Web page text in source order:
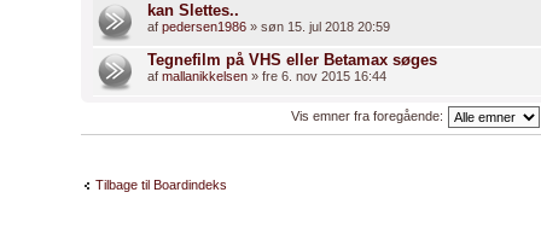
kan Slettes..
af pedersen1986 » søn 15. jul 2018 20:59
Tegnefilm på VHS eller Betamax søges
af mallanikkelsen » fre 6. nov 2015 16:44
Vis emner fra foregående:
Tilbage til Boardindeks